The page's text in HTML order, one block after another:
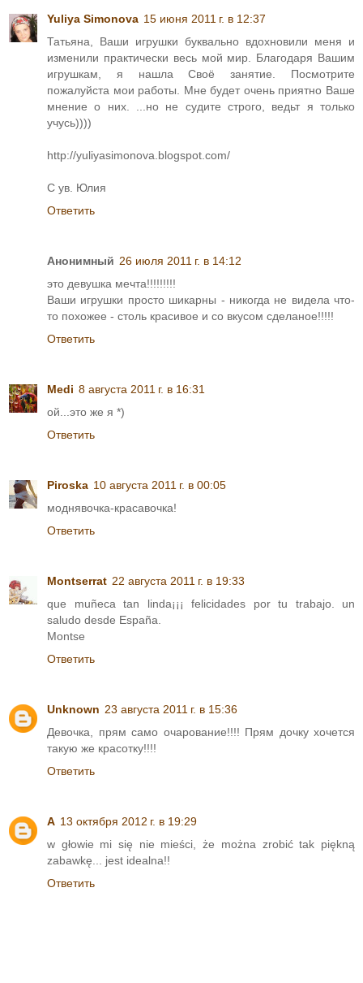
Yuliya Simonova 15 июня 2011 г. в 12:37
Татьяна, Ваши игрушки буквально вдохновили меня и
изменили практически весь мой мир. Благодаря Вашим
игрушкам, я нашла Своё занятие. Посмотрите
пожалуйста мои работы. Мне будет очень приятно Ваше
мнение о них. ...но не судите строго, ведьт я только
учусь))))
http://yuliyasimonova.blogspot.com/
С ув. Юлия
Ответить
Анонимный 26 июля 2011 г. в 14:12
это девушка мечта!!!!!!!!!
Ваши игрушки просто шикарны - никогда не видела что-
то похожее - столь красивое и со вкусом сделаное!!!!!
Ответить
Medi 8 августа 2011 г. в 16:31
ой...это же я *)
Ответить
Piroska 10 августа 2011 г. в 00:05
моднявочка-красавочка!
Ответить
Montserrat 22 августа 2011 г. в 19:33
que muñeca tan linda¡¡¡ felicidades por tu trabajo. un
saludo desde España.
Montse
Ответить
Unknown 23 августа 2011 г. в 15:36
Девочка, прям само очарование!!!! Прям дочку хочется
такую же красотку!!!!
Ответить
A 13 октября 2012 г. в 19:29
w głowie mi się nie mieści, że można zrobić tak piękną
zabawkę... jest idealna!!
Ответить